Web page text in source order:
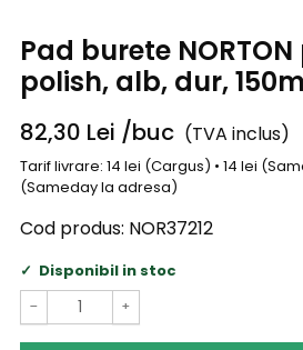
Pad burete
polish, alb, dur,
82,30 Lei /buc (TVA inclus)
Tarif livrare: 14 lei (Cargus) • 14 lei
(Sameday la adresa)
Cod produs: NOR37212
Disponibil in stoc
− +